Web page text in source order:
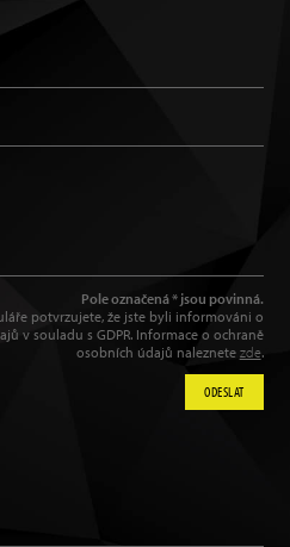
Pole označená * jsou povinná.
potvrzujete, že jste byli informováni o
v souladu s GDPR. Informace o ochraně
osobních údajů naleznete zde.
ODESLAT